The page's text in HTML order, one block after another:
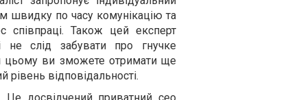
швидку по часу комунікацію та
Також цей експерт
не слід забувати про гнучке
цьому ви зможете отримати ще
відповідальності.